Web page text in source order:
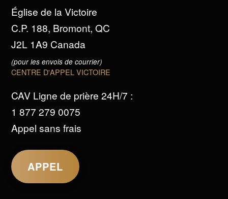
Église de la Victoire
C.P. 188, Bromont, QC
J2L 1A9 Canada
(pour les envois de courrier)
CENTRE D'APPEL VICTOIRE
CAV Ligne de prière 24H/7 :
1 877 279 0075
Appel sans frais
APPEL